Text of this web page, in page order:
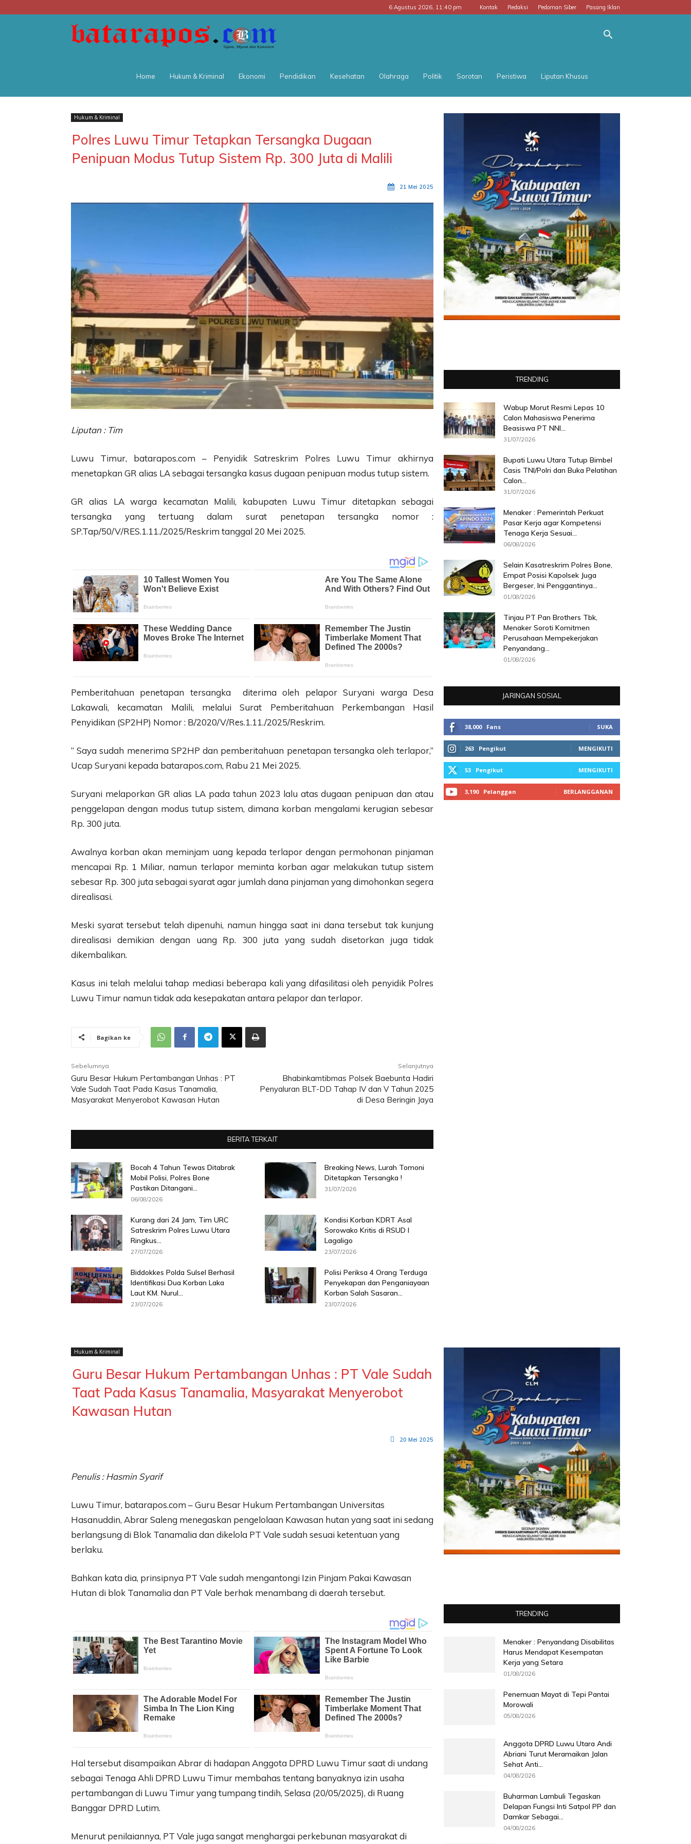
6 Agustus 2026, 11:40 pm Kontak Redaksi Pedoman Siber Pasang Iklan
POS
Home Hukum & Kriminal Ekonomi Pendidikan Kesehatan Olahraga Politik Sorotan Peristiwa Liputan Khusus
Hukum & Kriminal
Polres Luwu Timur Tetapkan Tersangka Dugaan
Penipuan Modus Tutup Sistem Rp. 300 Juta di Malili
21 Mei 2025
Liputan : Tim
Luwu Timur, batarapos.com – Penyidik Satreskrim Polres Luwu Timur akhirnya
menetapkan GR alias LA sebagai tersangka kasus dugaan penipuan modus tutup sistem.
GR alias LA warga kecamatan Malili, kabupaten Luwu Timur ditetapkan sebagai
tersangka yang tertuang dalam surat penetapan tersangka nomor :
SP.Tap/50/V/RES.1.11./2025/Reskrim tanggal 20 Mei 2025.
Pemberitahuan penetapan tersangka diterima oleh pelapor Suryani warga Desa
Lakawali, kecamatan Malili, melalui Surat Pemberitahuan Perkembangan Hasil
Penyidikan (SP2HP) Nomor : B/2020/V/Res.1.11./2025/Reskrim.
” Saya sudah menerima SP2HP dan pemberitahuan penetapan tersangka oleh terlapor,”
Ucap Suryani kepada batarapos.com, Rabu 21 Mei 2025.
Suryani melaporkan GR alias LA pada tahun 2023 lalu atas dugaan penipuan dan atau
penggelapan dengan modus tutup sistem, dimana korban mengalami kerugian sebesar
Rp. 300 juta.
Awalnya korban akan meminjam uang kepada terlapor dengan permohonan pinjaman
mencapai Rp. 1 Miliar, namun terlapor meminta korban agar melakukan tutup sistem
sebesar Rp. 300 juta sebagai syarat agar jumlah dana pinjaman yang dimohonkan segera
direalisasi.
Meski syarat tersebut telah dipenuhi, namun hingga saat ini dana tersebut tak kunjung
direalisasi demikian dengan uang Rp. 300 juta yang sudah disetorkan juga tidak
dikembalikan.
Kasus ini telah melalui tahap mediasi beberapa kali yang difasilitasi oleh penyidik Polres
Luwu Timur namun tidak ada kesepakatan antara pelapor dan terlapor.
Bagikan ke
Sebelumnya
Guru Besar Hukum Pertambangan Unhas : PT
Vale Sudah Taat Pada Kasus Tanamalia,
Masyarakat Menyerobot Kawasan Hutan
Selanjutnya
Bhabinkamtibmas Polsek Baebunta Hadiri
Penyaluran BLT-DD Tahap IV dan V Tahun 2025
di Desa Beringin Jaya
BERITA TERKAIT
Bocah 4 Tahun Tewas Ditabrak
Mobil Polisi, Polres Bone
Pastikan Ditangani...
06/08/2026
Breaking News, Lurah Tomoni
Ditetapkan Tersangka !
31/07/2026
Kurang dari 24 Jam, Tim URC
Satreskrim Polres Luwu Utara
Ringkus...
27/07/2026
Kondisi Korban KDRT Asal
Sorowako Kritis di RSUD I
Lagaligo
23/07/2026
Biddokkes Polda Sulsel Berhasil
Identifikasi Dua Korban Laka
Laut KM. Nurul...
23/07/2026
Polisi Periksa 4 Orang Terduga
Penyekapan dan Penganiayaan
Korban Salah Sasaran...
23/07/2026
TRENDING
Wabup Morut Resmi Lepas 10
Calon Mahasiswa Penerima
Beasiswa PT NNI...
31/07/2026
Bupati Luwu Utara Tutup Bimbel
Casis TNI/Polri dan Buka Pelatihan
Calon...
31/07/2026
Menaker : Pemerintah Perkuat
Pasar Kerja agar Kompetensi
Tenaga Kerja Sesuai...
06/08/2026
Selain Kasatreskrim Polres Bone,
Empat Posisi Kapolsek Juga
Bergeser, Ini Penggantinya...
01/08/2026
Tinjau PT Pan Brothers Tbk,
Menaker Soroti Komitmen
Perusahaan Mempekerjakan
Penyandang...
01/08/2026
JARINGAN SOSIAL
38,000 Fans SUKA
263 Pengikut MENGIKUTI
53 Pengikut MENGIKUTI
3,190 Pelanggan BERLANGGANAN